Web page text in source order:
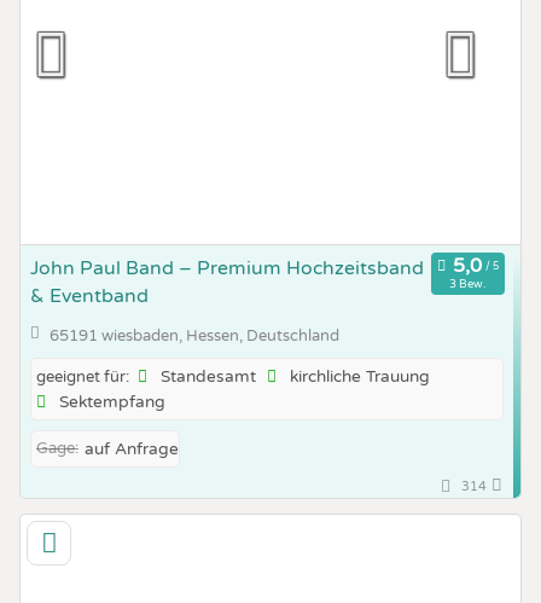
John Paul Band – Premium Hochzeitsband
& Eventband
3 Bew.
65191 wiesbaden, Hessen, Deutschland
geeignet für: Standesamt
kirchliche Trauung
Sektempfang
Gage: auf Anfrage
314